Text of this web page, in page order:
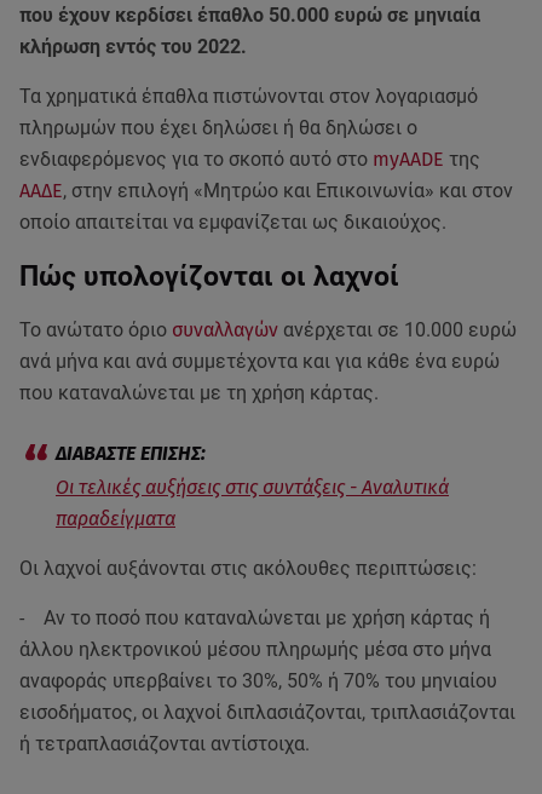
που έχουν κερδίσει έπαθλο 50.000 ευρώ σε μηνιαία
κλήρωση εντός του 2022.
Τα χρηματικά έπαθλα πιστώνονται στον λογαριασμό
πληρωμών που έχει δηλώσει ή θα δηλώσει ο
ενδιαφερόμενος για το σκοπό αυτό στο myAADE της
ΑΑΔΕ, στην επιλογή «Μητρώο και Επικοινωνία» και στον
οποίο απαιτείται να εμφανίζεται ως δικαιούχος.
Πώς υπολογίζονται οι λαχνοί
Το ανώτατο όριο συναλλαγών ανέρχεται σε 10.000 ευρώ
ανά μήνα και ανά συμμετέχοντα και για κάθε ένα ευρώ
που καταναλώνεται με τη χρήση κάρτας.
Οι τελικές αυξήσεις στις συντάξεις - Αναλυτικά
παραδείγματα
Οι λαχνοί αυξάνονται στις ακόλουθες περιπτώσεις:
- Αν το ποσό που καταναλώνεται με χρήση κάρτας ή
άλλου ηλεκτρονικού μέσου πληρωμής μέσα στο μήνα
αναφοράς υπερβαίνει το 30%, 50% ή 70% του μηνιαίου
εισοδήματος, οι λαχνοί διπλασιάζονται, τριπλασιάζονται
ή τετραπλασιάζονται αντίστοιχα.